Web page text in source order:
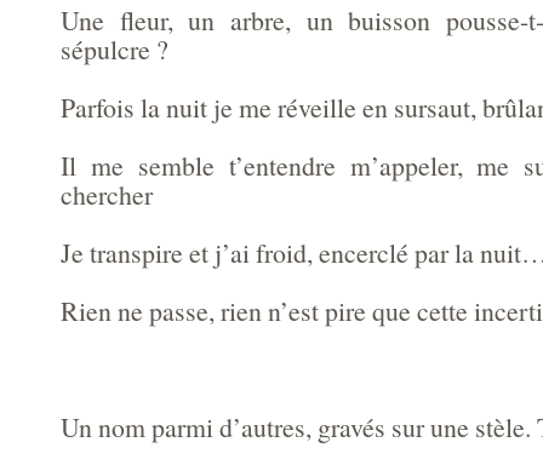
Une fleur, un arbre, un buisson
sépulcre ?
Parfois la nuit je me réveille en sursaut,
Il me semble t’entendre m’appeler, me
chercher
Je transpire et j’ai froid, encerclé par la
Rien ne passe, rien n’est pire que cette
Un nom parmi d’autres, gravés sur une